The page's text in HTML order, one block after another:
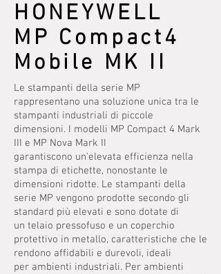
HONEYWELL
MP Compact4
Mobile MK II
Le stampanti della serie MP
rappresentano una soluzione unica tra le
stampanti industriali di piccole
dimensioni. I modelli MP Compact 4 Mark
III e MP Nova Mark II
garantiscono un'elevata efficienza nella
stampa di etichette, nonostante le
dimensioni ridotte. Le stampanti della
serie MP vengono prodotte secondo gli
standard più elevati e sono dotate di
un telaio pressofuso e un coperchio
protettivo in metallo, caratteristiche che le
rendono affidabili e durevoli, ideali
per ambienti industriali. Per ambienti